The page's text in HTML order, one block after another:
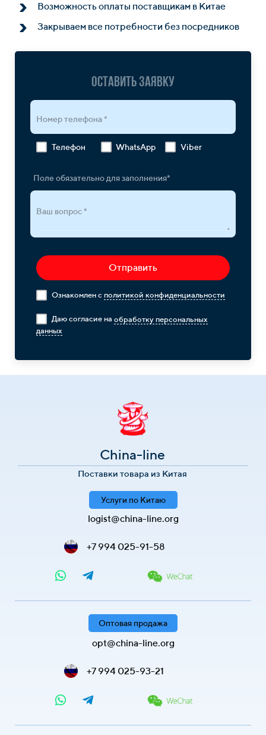
Возможность оплаты поставщикам в Китае
Закрываем все потребности без посредников
Оставить заявку
Номер телефона *
Телефон WhatsApp Viber
Поле обязательно для заполнения*
Ваш вопрос *
Отправить
Ознакомлен с политикой конфиденциальности
Даю согласие на обработку персональных
данных
China-line
Поставки товара из Китая
Услуги по Китаю
logist@china-line.org
+7 994 025-91-58
Оптовая продажа
opt@china-line.org
+7 994 025-93-21